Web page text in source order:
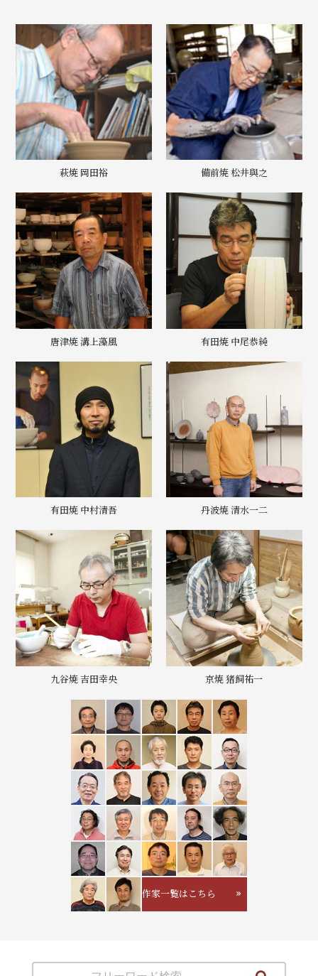
萩焼 岡田裕 備前焼 松井與之
唐津焼 溝上藻風 有田焼 中尾恭純
有田焼 中村清吾 丹波焼 清水一二
九谷焼 吉田幸央 京焼 猪飼祐一
作家一覧はこちら